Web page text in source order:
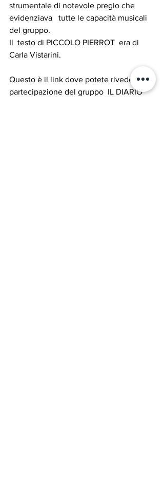
strumentale di notevole pregio che
evidenziava   tutte le capacità musicali
del gruppo.
Il  testo di PICCOLO PIERROT  era di
Carla Vistarini.
Questo è il link dove potete rivedere la
partecipazione del gruppo  IL DIARIO